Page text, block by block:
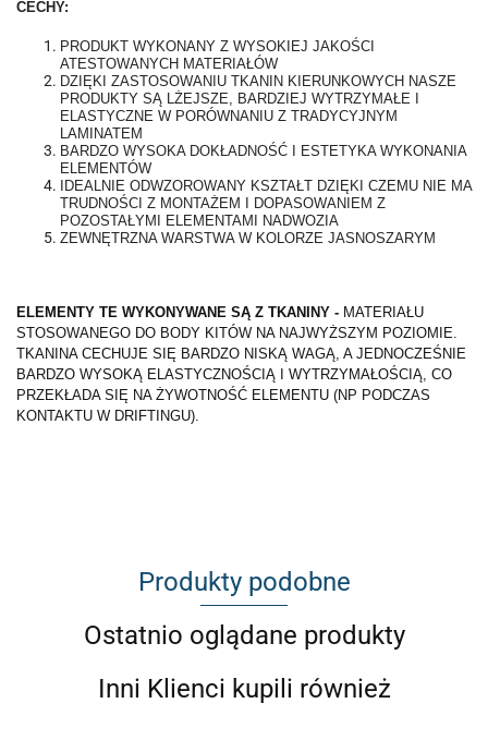
CECHY:
PRODUKT WYKONANY Z WYSOKIEJ JAKOŚCI
ATESTOWANYCH MATERIAŁÓW
DZIĘKI ZASTOSOWANIU TKANIN KIERUNKOWYCH NASZE
PRODUKTY SĄ LŻEJSZE, BARDZIEJ WYTRZYMAŁE I
ELASTYCZNE W PORÓWNANIU Z TRADYCYJNYM
LAMINATEM
BARDZO WYSOKA DOKŁADNOŚĆ I ESTETYKA WYKONANIA
ELEMENTÓW
IDEALNIE ODWZOROWANY KSZTAŁT DZIĘKI CZEMU NIE MA
TRUDNOŚCI Z MONTAŻEM I DOPASOWANIEM Z
POZOSTAŁYMI ELEMENTAMI NADWOZIA
ZEWNĘTRZNA WARSTWA W KOLORZE JASNOSZARYM
ELEMENTY TE WYKONYWANE SĄ Z TKANINY - MATERIAŁU
STOSOWANEGO DO BODY KITÓW NA NAJWYŻSZYM POZIOMIE.
TKANINA CECHUJE SIĘ BARDZO NISKĄ WAGĄ, A JEDNOCZEŚNIE
BARDZO WYSOKĄ ELASTYCZNOŚCIĄ I WYTRZYMAŁOŚCIĄ, CO
PRZEKŁADA SIĘ NA ŻYWOTNOŚĆ ELEMENTU (NP PODCZAS
KONTAKTU W DRIFTINGU).
Produkty podobne
Ostatnio oglądane produkty
Inni Klienci kupili również